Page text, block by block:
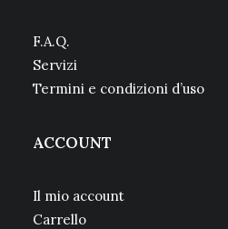
F.A.Q.
Servizi
Termini e condizioni d’uso
ACCOUNT
Il mio account
Carrello